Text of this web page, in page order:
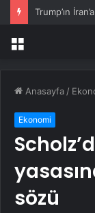
Menü
Anasayfa /
Ekonomi
sözü